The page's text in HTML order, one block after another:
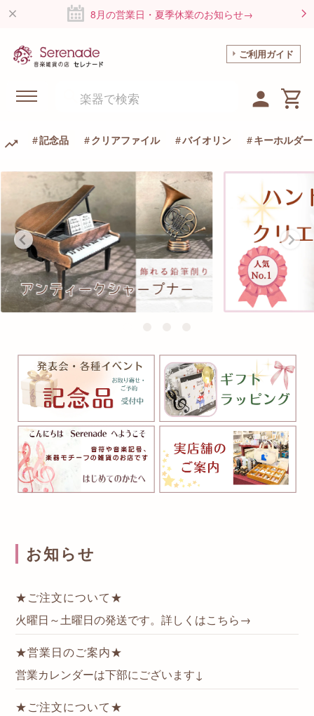
8月の営業日・夏季休業のお知らせ→
ご利用ガイド
記念品 クリアファイル バイオリン キーホルダー
お知らせ
★ご注文について★
火曜日～土曜日の発送です。詳しくはこちら→
★営業日のご案内★
営業カレンダーは下部にございます↓
★ご注文について★